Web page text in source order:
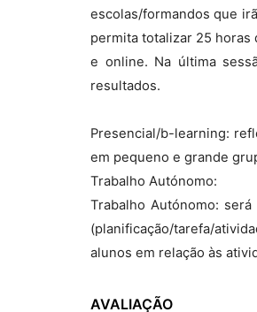
escolas/formandos que
permita totalizar 25 horas
e online. Na última
resultados.
Presencial/b-learning:
em pequeno e grande
Trabalho Autónomo:
Trabalho Autónomo:
(planificação/tarefa/
alunos em relação às
AVALIAÇÃO